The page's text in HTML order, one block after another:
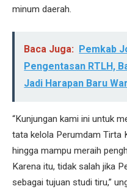
minum daerah.
Baca Juga:
Pemkab
Pengentasan RTLH,
Jadi Harapan Baru
“Kunjungan kami ini untuk
tata kelola Perumdam Tirta
hingga mampu meraih
Karena itu, tidak salah jika
sebagai tujuan studi tiru,”